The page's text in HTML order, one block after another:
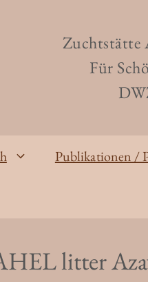
Zuchtstätte
Für
Publikationen /
litter